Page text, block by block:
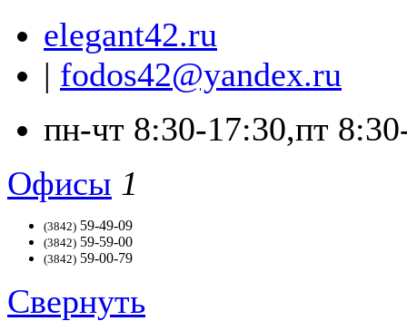
elegant42.ru
| fodos42@yandex.ru
пн-чт 8:30-17:30,пт
Офисы 1
(3842) 59-49-09
(3842) 59-59-00
(3842) 59-00-79
Свернуть